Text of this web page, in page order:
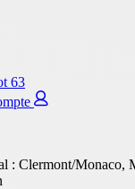
: Clermont/Monaco,